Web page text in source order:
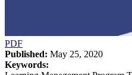
PDF
Published: May 25, 2020
Keywords: